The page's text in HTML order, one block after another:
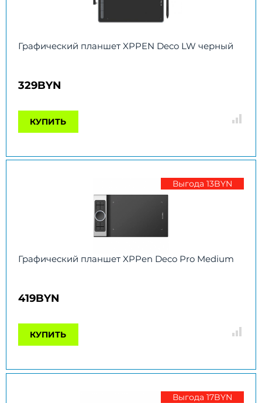
Графический планшет XPPEN Deco LW черный
329BYN
КУПИТЬ
Выгода 13BYN
Графический планшет XPPen Deco Pro Medium
419BYN
КУПИТЬ
Выгода 17BYN